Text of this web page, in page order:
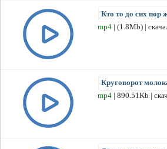
Кто то до сих пор
mp4 | (1.8Mb) |
Круговорот
mp4 | 890.51Kb |